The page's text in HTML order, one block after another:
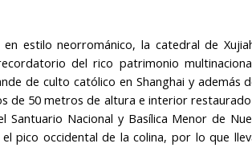
estilo neorrománico, la catedral de
del rico patrimonio
de culto católico en Shanghai y además
de 50 metros de altura e interior
Nacional y Basílica Menor de
pico occidental de la colina, por lo que